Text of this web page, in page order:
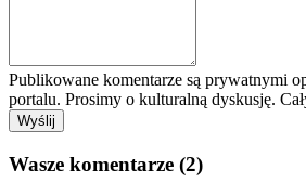
Publikowane komentarze są prywatnymi
portalu. Prosimy o kulturalną dyskusję.
Wasze komentarze (2)